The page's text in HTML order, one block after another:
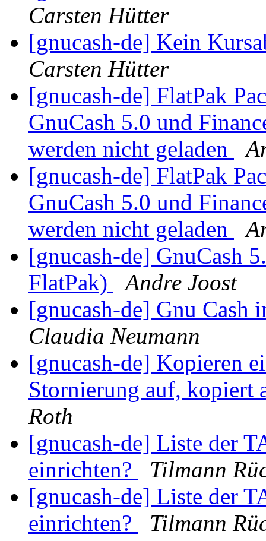
Carsten Hütter
[gnucash-de] Kein
Carsten Hütter
[gnucash-de] FlatPak
GnuCash 5.0 und
werden nicht geladen
[gnucash-de] FlatPak
GnuCash 5.0 und
werden nicht geladen
[gnucash-de] GnuCash
FlatPak)
Andre Joost
[gnucash-de] Gnu
Claudia Neumann
[gnucash-de] Kopieren
Stornierung auf, kopiert
Roth
[gnucash-de] Liste der
einrichten?
Tilmann
[gnucash-de] Liste der
einrichten?
Tilmann